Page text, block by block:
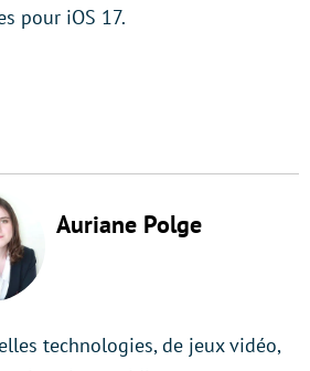
pour iOS 17.
Auriane Polge
technologies, de jeux vidéo,